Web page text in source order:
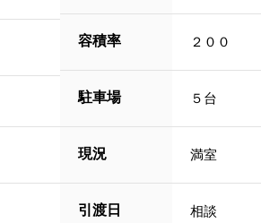
容積率 ２００
駐車場 ５台
現況 満室
引渡日 相談